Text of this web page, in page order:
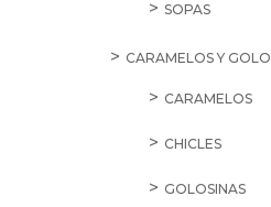
SOPAS
CARAMELOS Y
CARAMELOS
CHICLES
GOLOSINAS